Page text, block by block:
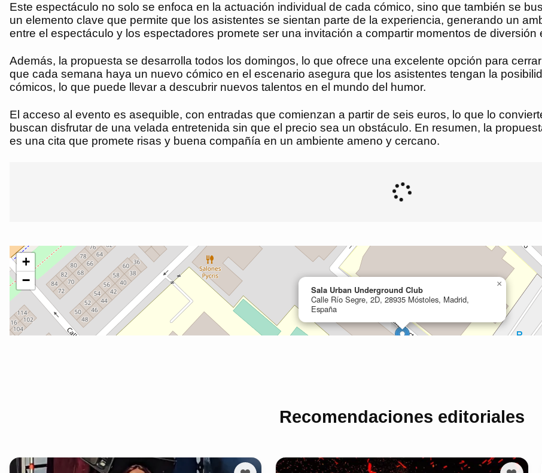
Este espectáculo no solo se enfoca en la actuación individual de cada cómico, sino que también se
un elemento clave que permite que los asistentes se sientan parte de la experiencia, generando un
entre el espectáculo y los espectadores promete ser una invitación a compartir momentos de diversión
Además, la propuesta se desarrolla todos los domingos, lo que ofrece una excelente opción para
que cada semana haya un nuevo cómico en el escenario asegura que los asistentes tengan la
cómicos, lo que puede llevar a descubrir nuevos talentos en el mundo del humor.
El acceso al evento es asequible, con entradas que comienzan a partir de seis euros, lo que lo
buscan disfrutar de una velada entretenida sin que el precio sea un obstáculo. En resumen, la
es una cita que promete risas y buena compañía en un ambiente ameno y cercano.
Recomendaciones editoriales